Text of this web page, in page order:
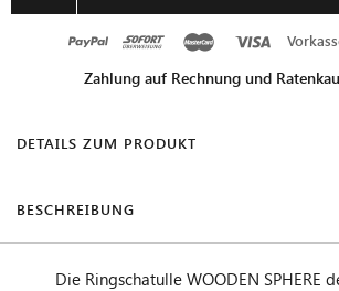
Zahlung auf Rechnung und
DETAILS ZUM PRODUKT
BESCHREIBUNG
Die Ringschatulle WOODEN SPHERE